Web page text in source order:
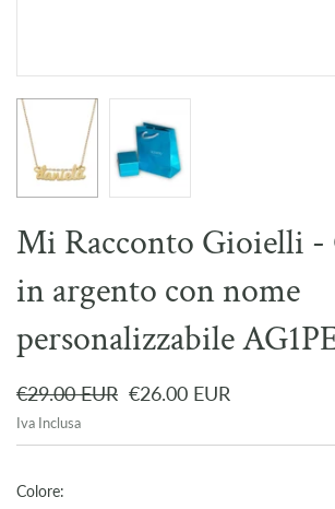
Mi Racconto Gioielli -
in argento con nome
personalizzabile
€29.00 EUR €26.00 EUR
Iva Inclusa
Colore: